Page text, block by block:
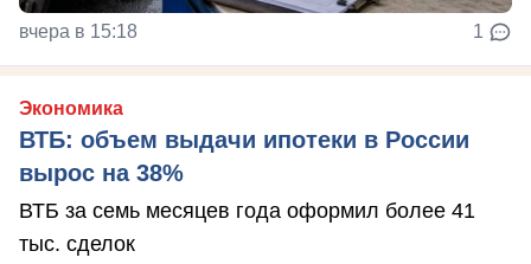
вчера в 15:18 1
Экономика
ВТБ: объем выдачи ипотеки в России
вырос на 38%
ВТБ за семь месяцев года оформил более 41
тыс. сделок